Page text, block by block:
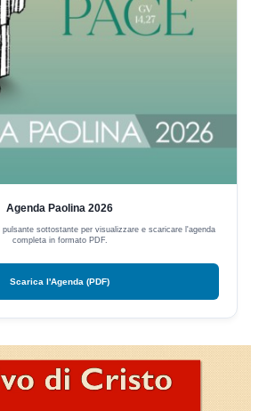
Agenda Paolina 2026
sottostante per visualizzare e scaricare l'agenda
completa in formato PDF.
Scarica l'Agenda (PDF)